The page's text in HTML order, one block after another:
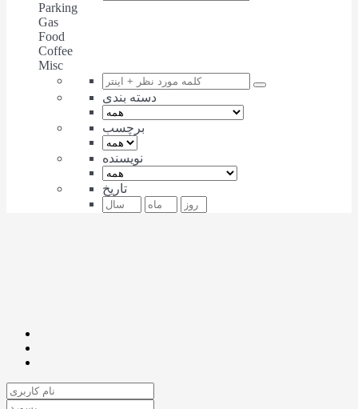
Parking
Gas
Food
Coffee
Misc
دسته بندی
برچسب
نویسنده
تاریخ